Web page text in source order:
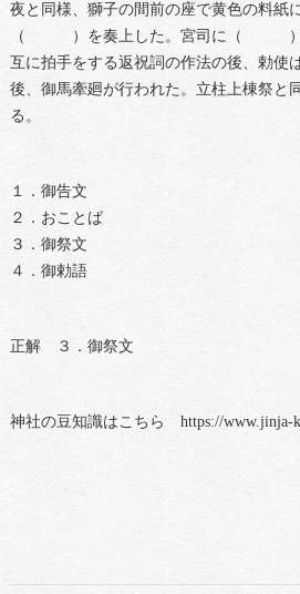
夜と同様、獅子の間前の座で黄色の料紙
（ ）を奏上した。宮司に（ ）を
互に拍手をする返祝詞の作法の後、勅使
後、御馬牽廻が行われた。立柱上棟祭と
る。
１．御告文
２．おことば
３．御祭文
４．御勅語
正解 ３．御祭文
神社の豆知識はこちら https://www.jinja-